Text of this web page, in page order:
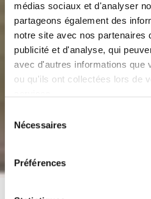
médias sociaux et d'analyser
partageons également des
notre site avec nos partenaires
publicité et d'analyse, qui
avec d'autres informations que
ou qu'ils ont collectées lors de
Nécessaires
Préférences